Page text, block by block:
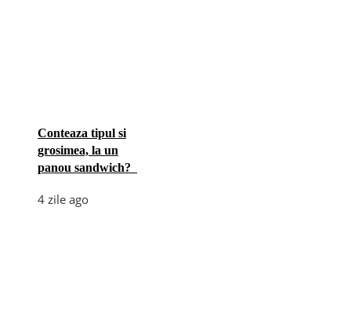
Conteaza tipul si
grosimea, la un
panou sandwich?
4 zile ago